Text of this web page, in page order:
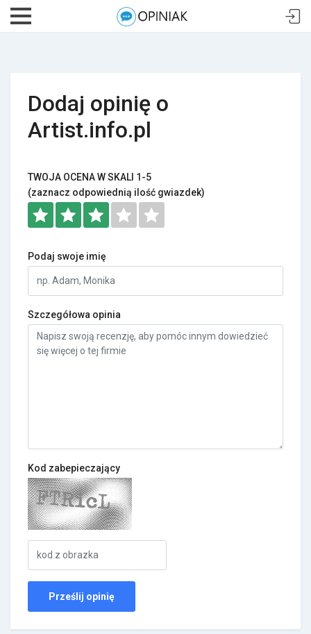
Dodaj opinię o
Artist.info.pl
TWOJA OCENA W SKALI 1-5
(zaznacz odpowiednią ilość gwiazdek)
Podaj swoje imię
Szczegółowa opinia
Kod zabepieczający